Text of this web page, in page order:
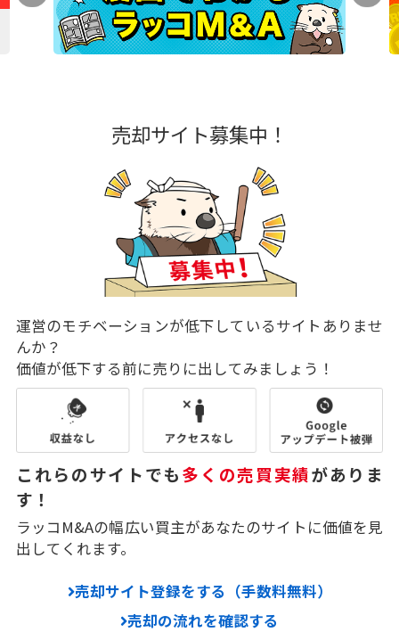
売却サイト募集中！
運営のモチベーションが低下しているサイトありませ
んか？
価値が低下する前に売りに出してみましょう！
これらのサイトでも多くの売買実績がありま
す！
ラッコM&Aの幅広い買主があなたのサイトに価値を見
出してくれます。
売却サイト登録をする（手数料無料）
売却の流れを確認する